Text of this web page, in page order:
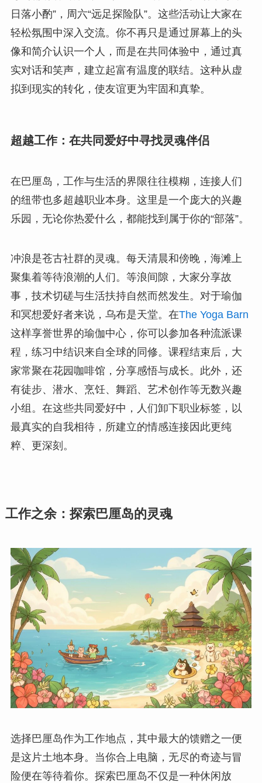
日落小酌”，周六“远足探险队”。这些活动让大家在
轻松氛围中深入交流。你不再只是通过屏幕上的头
像和简介认识一个人，而是在共同体验中，通过真
实对话和笑声，建立起富有温度的联结。这种从虚
拟到现实的转化，使友谊更为牢固和真挚。
超越工作：在共同爱好中寻找灵魂伴侣
在巴厘岛，工作与生活的界限往往模糊，连接人们
的纽带也多超越职业本身。这里是一个庞大的兴趣
乐园，无论你热爱什么，都能找到属于你的“部落”。
冲浪是苍古社群的灵魂。每天清晨和傍晚，海滩上
聚集着等待浪潮的人们。等浪间隙，大家分享故
事，技术切磋与生活扶持自然而然发生。对于瑜伽
和冥想爱好者来说，乌布是天堂。在The Yoga Barn
这样享誉世界的瑜伽中心，你可以参加各种流派课
程，练习中结识来自全球的同修。课程结束后，大
家常聚在花园咖啡馆，分享感悟与成长。此外，还
有徒步、潜水、烹饪、舞蹈、艺术创作等无数兴趣
小组。在这些共同爱好中，人们卸下职业标签，以
最真实的自我相待，所建立的情感连接因此更纯
粹、更深刻。
工作之余：探索巴厘岛的灵魂
选择巴厘岛作为工作地点，其中最大的馈赠之一便
是这片土地本身。当你合上电脑，无尽的奇迹与冒
险便在等待着你。探索巴厘岛不仅是一种休闲放